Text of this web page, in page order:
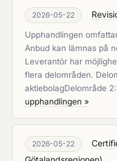
2026-05-22
Upphandlingen
Anbud kan lämnas på
Leverantör har
flera delområden.
aktiebolagDelområde
upphandlingen »
2026-05-22